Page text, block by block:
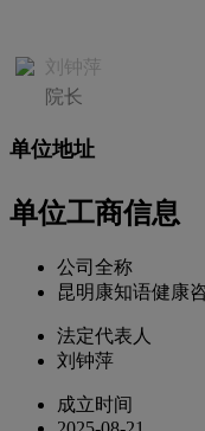
刘钟萍
院长
单位地址
单位工商信息
公司全称
昆明康知语健康
法定代表人
刘钟萍
成立时间